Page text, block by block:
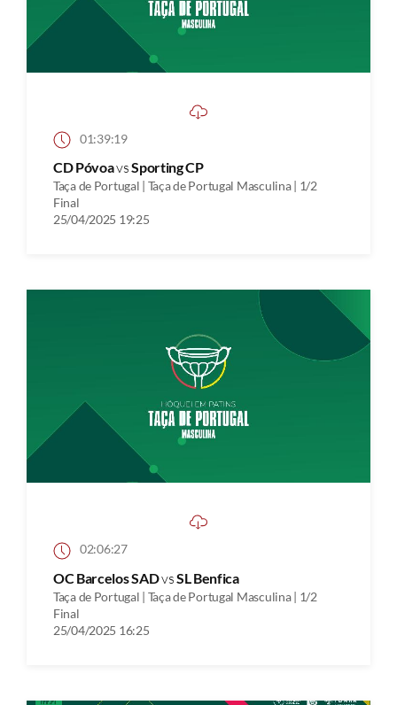
01:39:19
CD PóvoavsSporting CP
Taça de Portugal | Taça de Portugal Masculina | 1/2
Final
25/04/2025 19:25
02:06:27
OC Barcelos SADvsSL Benfica
Taça de Portugal | Taça de Portugal Masculina | 1/2
Final
25/04/2025 16:25